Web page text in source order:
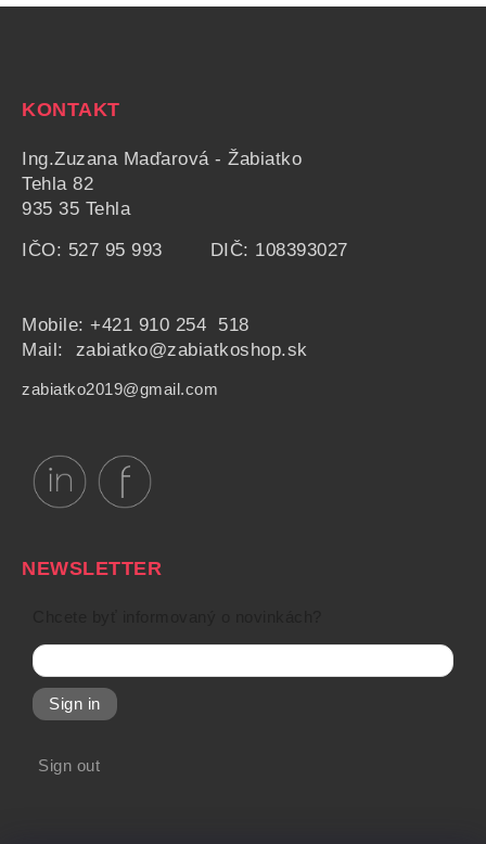
KONTAKT
Ing.Zuzana Maďarová - Žabiatko
Tehla 82
935 35 Tehla
IČO: 527 95 993 DIČ: 108393027
Mobile: +421 910 254 518
Mail: zabiatko@zabiatkoshop.sk
zabiatko2019@gmail.com
NEWSLETTER
Sign in
Sign out